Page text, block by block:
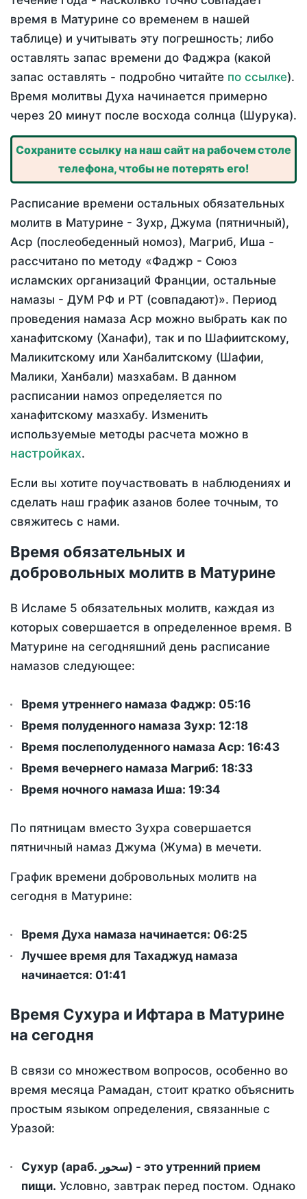
время в Матурине со временем в нашей
таблице) и учитывать эту погрешность; либо
оставлять запас времени до Фаджра (какой
запас оставлять - подробно читайте по ссылке).
Время молитвы Духа начинается примерно
через 20 минут после восхода солнца (Шурука).
Сохраните ссылку на наш сайт на рабочем столе
телефона, чтобы не потерять его!
Расписание времени остальных обязательных
молитв в Матурине - Зухр, Джума (пятничный),
Аср (послеобеденный номоз), Магриб, Иша -
рассчитано по методу «Фаджр - Союз
исламских организаций Франции, остальные
намазы - ДУМ РФ и РТ (совпадают)». Период
проведения намаза Аср можно выбрать как по
ханафитскому (Ханафи), так и по Шафиитскому,
Маликитскому или Ханбалитскому (Шафии,
Малики, Ханбали) мазхабам. В данном
расписании намоз определяется по
ханафитскому мазхабу. Изменить
используемые методы расчета можно в
настройках.
Если вы хотите поучаствовать в наблюдениях и
сделать наш график азанов более точным, то
свяжитесь с нами.
Время обязательных и
добровольных молитв в Матурине
В Исламе 5 обязательных молитв, каждая из
которых совершается в определенное время. В
Матурине на сегодняшний день расписание
намазов следующее:
Время утреннего намаза Фаджр: 05:16
Время полуденного намаза Зухр: 12:18
Время послеполуденного намаза Аср: 16:43
Время вечернего намаза Магриб: 18:33
Время ночного намаза Иша: 19:34
По пятницам вместо Зухра совершается
пятничный намаз Джума (Жума) в мечети.
График времени добровольных молитв на
сегодня в Матурине:
Время Духа намаза начинается: 06:25
Лучшее время для Тахаджуд намаза
начинается: 01:41
Время Сухура и Ифтара в Матурине
на сегодня
В связи со множеством вопросов, особенно во
время месяца Рамадан, стоит кратко объяснить
простым языком определения, связанные с
Уразой:
Сухур (араб. سحور) - это утренний прием
пищи. Условно, завтрак перед постом. Однако